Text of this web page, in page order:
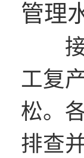
管理
工复
松。
排查